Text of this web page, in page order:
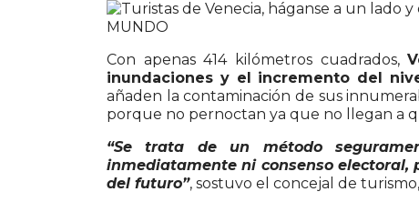
Con apenas 414 kilómetros cuadrados,
inundaciones y el incremento del
añaden la contaminación de sus
porque no pernoctan ya que no llegan a
“Se trata de un método
inmediatamente ni consenso
del futuro”, sostuvo el concejal de